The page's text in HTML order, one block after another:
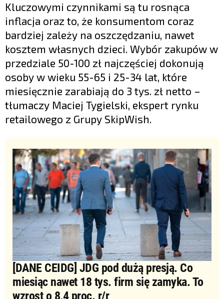
Kluczowymi czynnikami są tu rosnąca
inflacja oraz to, że konsumentom coraz
bardziej zależy na oszczędzaniu, nawet
kosztem własnych dzieci. Wybór zakupów w
przedziale 50-100 zł najczęściej dokonują
osoby w wieku 55-65 i 25-34 lat, które
miesięcznie zarabiają do 3 tys. zł netto –
tłumaczy Maciej Tygielski, ekspert rynku
retailowego z Grupy SkipWish.
[DANE CEIDG] JDG pod dużą presją. Co
miesiąc nawet 18 tys. firm się zamyka. To
wzrost o 8,4 proc. r/r